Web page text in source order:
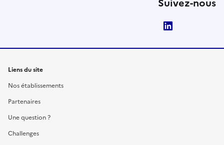
Liens du site
Nos établissements
Partenaires
Une question ?
Challenges